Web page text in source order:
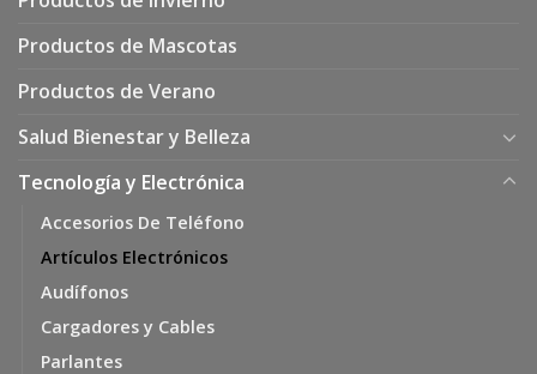
Productos de Mascotas
Productos de Verano
Salud Bienestar y Belleza
Tecnología y Electrónica
Accesorios De Teléfono
Artículos Electrónicos
Audífonos
Cargadores y Cables
Parlantes